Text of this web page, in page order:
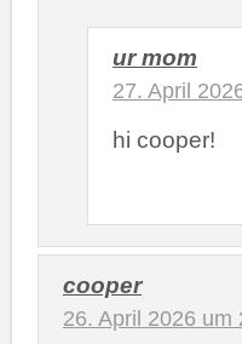
ur mom
27. April
hi cooper!
cooper
26. April 2026 um